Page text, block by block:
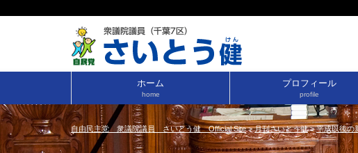
ホーム
home
プロフィール
profile
自由民主党 衆議院議員 さいとう健 Official Site>月刊さいとう健>平成以後の